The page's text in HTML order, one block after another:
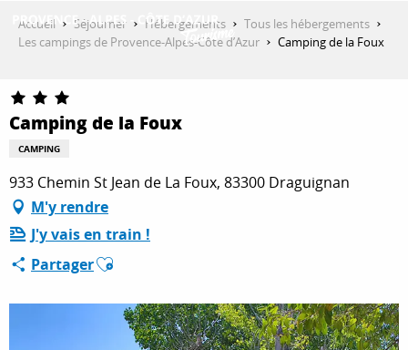
DÉCOUVRIR
QUE FAIRE ?
SÉJOURNER
ESPACE PRO
Accueil Séjourner Hébergements
Tous les hébergements
Les campings de Provence-Alpes-Côte d’Azur
Camping de la Foux
Camping de la Foux
CAMPING
933 Chemin St Jean de La Foux, 83300 Draguignan
M'y rendre
J'y vais en train !
PartagerAjouter aux favoris